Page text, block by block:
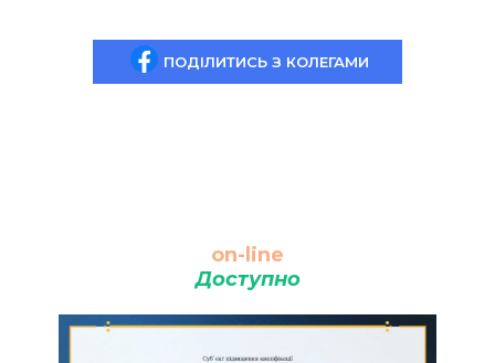
ПОДІЛИТИСЬ З КОЛЕГАМИ
on-line
Доступно